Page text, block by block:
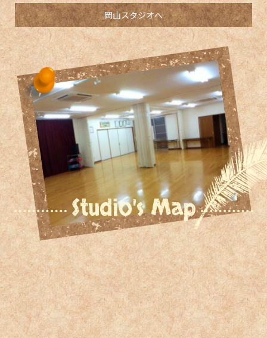
岡山スタジオへ
Studio's Map